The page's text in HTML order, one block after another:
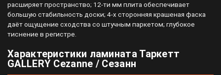
расширяет пространство; 12-ти мм плита обеспечивает
большую стабильность доски; 4-х сторонняя крашеная фаска
даёт ощущение сходства со штучным паркетом; глубокое
тиснение в регистре.
Характеристики ламината Таркетт
GALLERY Cezanne / Сезанн